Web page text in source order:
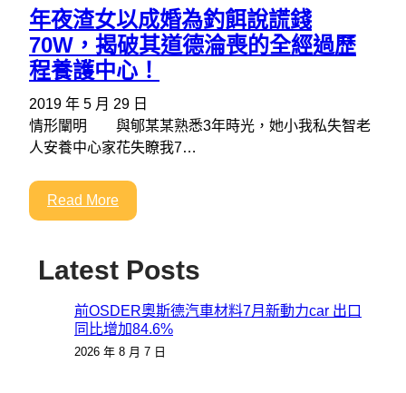
年夜渣女以成婚為釣餌說謊錢
70W，揭破其道德淪喪的全經過歷
程養護中心！
2019 年 5 月 29 日
情形闡明 與郇某某熟悉3年時光，她小我私失智老
人安養中心家花失瞭我7…
Read More
Latest Posts
前OSDER奧斯德汽車材料7月新動力car 出口
同比增加84.6%
2026 年 8 月 7 日